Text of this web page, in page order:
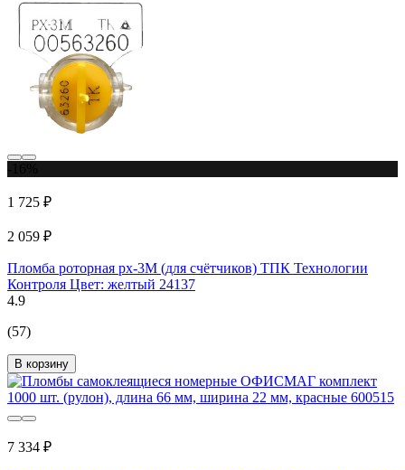
1 725 ₽
2 059 ₽
Пломба роторная рх-3М (для счётчиков) ТПК Технологии
Контроля Цвет: желтый 24137
4.9
(57)
В корзину
7 334 ₽